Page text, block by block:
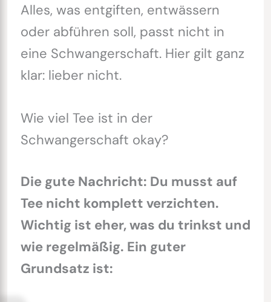
Alles, was entgiften, entwässern
oder abführen soll, passt nicht in
eine Schwangerschaft. Hier gilt ganz
klar: lieber nicht.
Wie viel Tee ist in der
Schwangerschaft okay?
Die gute Nachricht: Du musst auf
Tee nicht komplett verzichten.
Wichtig ist eher, was du trinkst und
wie regelmäßig. Ein guter
Grundsatz ist: